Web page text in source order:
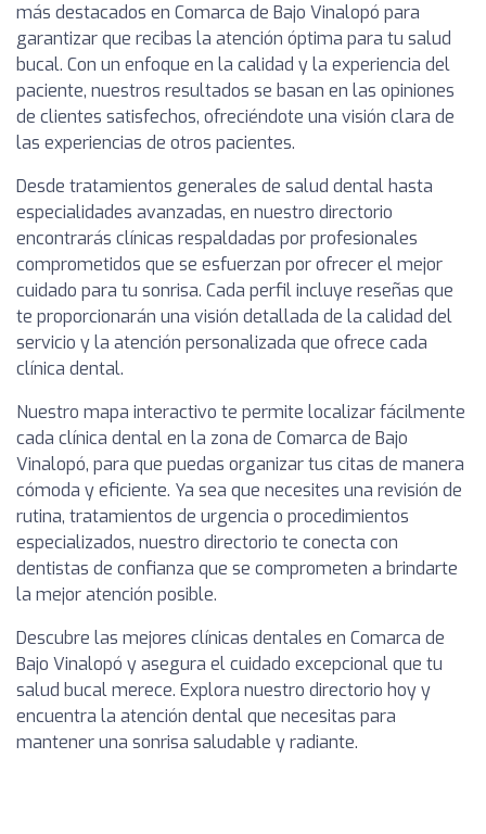
más destacados en Comarca de Bajo Vinalopó para
garantizar que recibas la atención óptima para tu salud
bucal. Con un enfoque en la calidad y la experiencia del
paciente, nuestros resultados se basan en las opiniones
de clientes satisfechos, ofreciéndote una visión clara de
las experiencias de otros pacientes.
Desde tratamientos generales de salud dental hasta
especialidades avanzadas, en nuestro directorio
encontrarás clínicas respaldadas por profesionales
comprometidos que se esfuerzan por ofrecer el mejor
cuidado para tu sonrisa. Cada perfil incluye reseñas que
te proporcionarán una visión detallada de la calidad del
servicio y la atención personalizada que ofrece cada
clínica dental.
Nuestro mapa interactivo te permite localizar fácilmente
cada clínica dental en la zona de Comarca de Bajo
Vinalopó, para que puedas organizar tus citas de manera
cómoda y eficiente. Ya sea que necesites una revisión de
rutina, tratamientos de urgencia o procedimientos
especializados, nuestro directorio te conecta con
dentistas de confianza que se comprometen a brindarte
la mejor atención posible.
Descubre las mejores clínicas dentales en Comarca de
Bajo Vinalopó y asegura el cuidado excepcional que tu
salud bucal merece. Explora nuestro directorio hoy y
encuentra la atención dental que necesitas para
mantener una sonrisa saludable y radiante.